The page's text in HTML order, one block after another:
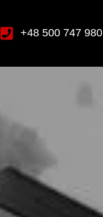
+48 500 747 980